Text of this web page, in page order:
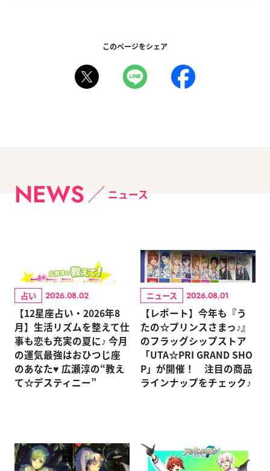
このページをシェア
NEWS ニュース
占い 2026.08.02
【12星座占い・2026年8
月】生活リズムを整えて仕
事も恋も充実の夏に♪ 今月
の運気最強はおひつじ座
のあなた♥ 広瀬淳の“教え
て☆デスティニー”
ニュース 2026.08.01
【レポート】今年も『う
たの☆プリンスさまっ♪』
のフラッグシップストア
「UTA☆PRI GRAND SHO
P」が開催！ 注目の商品
ラインナップをチェック♪